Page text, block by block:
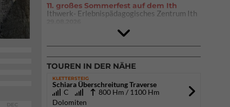
11. großes Sommerfest auf dem Ith
Ithwerk- Erlebnispädagogisches Zentrum Ith
DAV Kletter- & Boulderzentrum München
Süd (Thalkirchen)
TOUREN IN DER NÄHE
KLETTERSTEIG
Schiara Überschreitung Traverse
C
800 Hm / 1100 Hm
Dolomiten